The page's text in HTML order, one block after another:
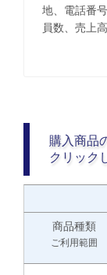
地、電話番
員数、売上
購入商品
クリック
商品種類
ご利用範囲